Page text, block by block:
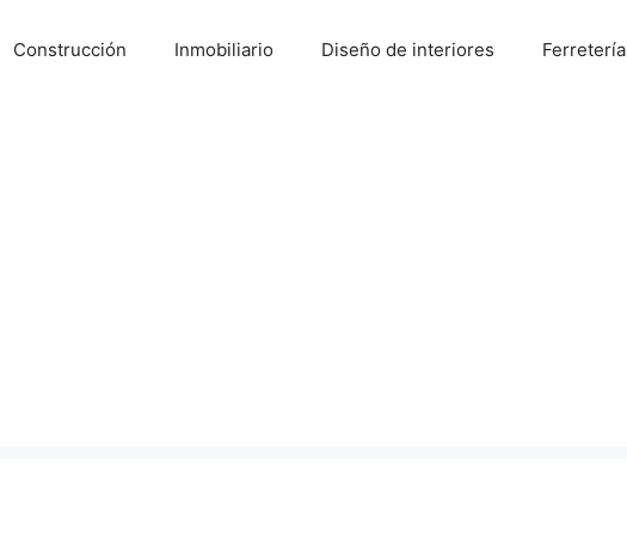
Construcción Inmobiliario Diseño de interiores Ferretería